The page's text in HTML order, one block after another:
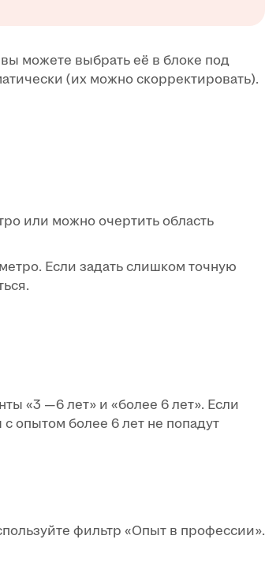
вы можете выбрать её в блоке под
(их можно скорректировать).
или можно очертить область
Если задать слишком точную
«3 —6 лет» и «более 6 лет». Если
опытом более 6 лет не попадут
фильтр «Опыт в профессии».